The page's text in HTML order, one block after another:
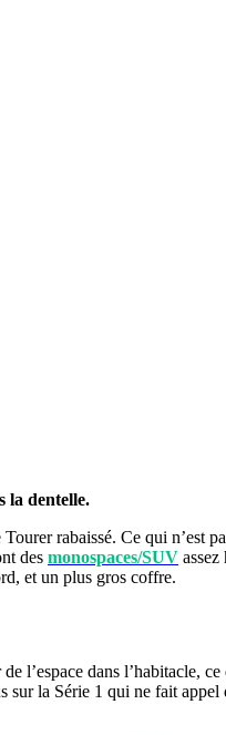
la dentelle.
rabaissé. Ce qui n’est
des monospaces/SUV assez
et un plus gros coffre.
l’espace dans l’habitacle,
la Série 1 qui ne fait appel